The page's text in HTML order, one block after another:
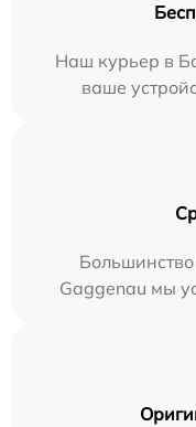
Наш курьер в
ваше
Gaggenau мы